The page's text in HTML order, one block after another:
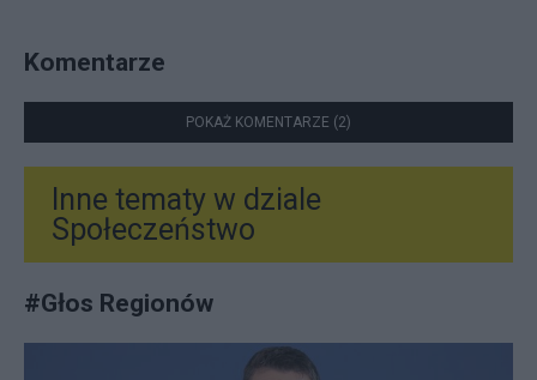
Komentarze
POKAŻ KOMENTARZE (2)
Inne tematy w dziale
Społeczeństwo
#Głos Regionów